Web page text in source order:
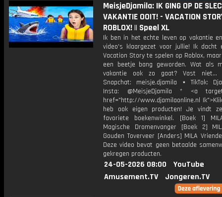
MeisjeDjamila: IK GING OP DE
VAKANTIE OOIT! - VACATION
ROBLOX! || Speel XL
Ik ben in het echte leven op vakantie
video's klaargezet voor jullie! Ik dacht
Vacation Story te spelen op Roblox,
een beetje bang geworden. Wat als
vakantie ook zo gaat? Vast
Snapchat: meisje.djamila ⋆ TikTok:
Insta: @MeisjeDjamila * <a
href="http://www.djamilaonline.nl
heb ook eigen producten! Je vindt
favoriete boekenwinkel. [Boek 1]
Magische Dromenvanger [Boek 2]
Gouden Toverveer [Anders] MILA
Deze video bevat geen betaalde
gekregen producten.
24-05-2026 08:00
YouTube
Amusement.TV
Jongeren.TV